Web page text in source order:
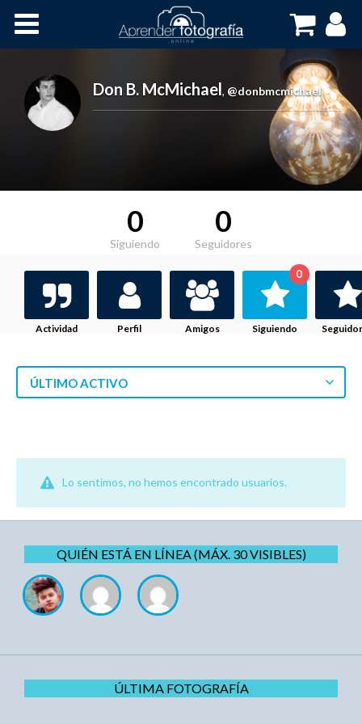
Cursos OnLine
Don B. McMichael, @donbmcmichael
0
Siguiendo
0
Seguidores
Actividad Perfil Amigos Siguiendo
0
ÚLTIMO ACTIVO
Lo sentimos, no hemos encontrado usuarios.
QUIÉN ESTÁ EN LÍNEA (MÁX. 30 VISIBLES)
ÚLTIMA FOTOGRAFÍA